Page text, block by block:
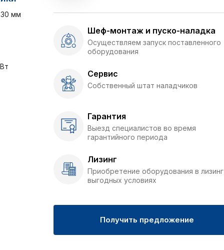
мм
Шеф-монтаж и пуско-наладка
Осуществляем запуск поставленного
оборудования
Сервис
Собственный штат наладчиков
Гарантия
Выезд специалистов во время
гарантийного периода
Лизинг
Приобретение оборудования в
выгодных условиях
Получить предложение